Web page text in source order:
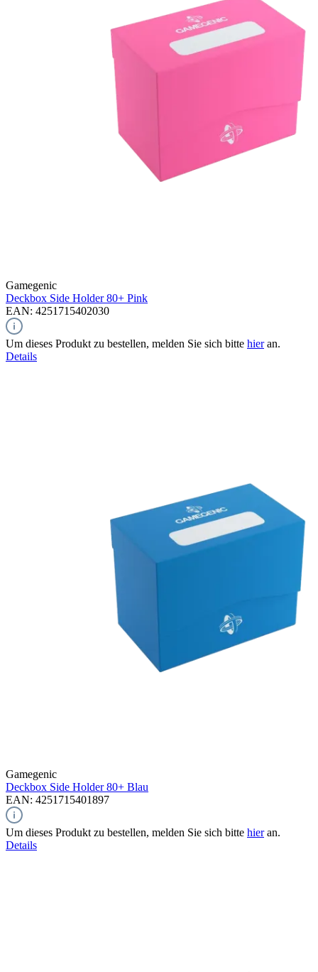
Gamegenic
Deckbox Side Holder 80+ Pink
EAN: 4251715402030
Um dieses Produkt zu bestellen, melden Sie sich bitte hieran.
Details
Gamegenic
Deckbox Side Holder 80+ Blau
EAN: 4251715401897
Um dieses Produkt zu bestellen, melden Sie sich bitte hieran.
Details